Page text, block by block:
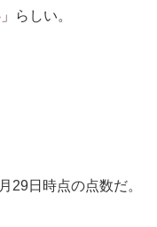
」らしい。
29日時点の点数だ。